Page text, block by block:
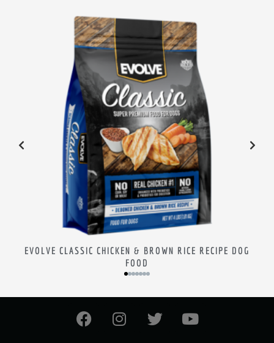
LAMB , BROWN RICE RECIPE DOG FOOD EVOLVE GRAIN